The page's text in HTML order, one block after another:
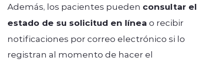
Además, los pacientes pueden consultar el
estado de su solicitud en línea o recibir
notificaciones por correo electrónico si lo
registran al momento de hacer el